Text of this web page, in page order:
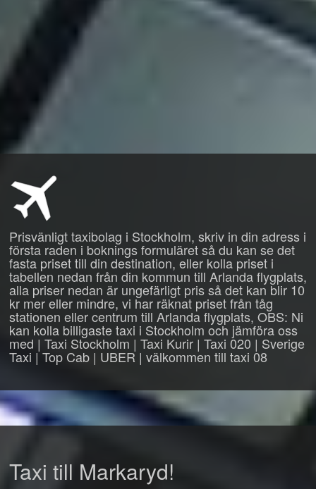
Prisvänligt taxibolag i Stockholm, skriv in din adress i
första raden i boknings formuläret så du kan se det
fasta priset till din destination, eller kolla priset i
tabellen nedan från din kommun till Arlanda flygplats,
alla priser nedan är ungefärligt pris så det kan blir 10
kr mer eller mindre, vi har räknat priset från tåg
stationen eller centrum till Arlanda flygplats, OBS: Ni
kan kolla billigaste taxi i Stockholm och jämföra oss
med | Taxi Stockholm | Taxi Kurir | Taxi 020 | Sverige
Taxi | Top Cab | UBER | välkommen till taxi 08
Taxi till Markaryd!